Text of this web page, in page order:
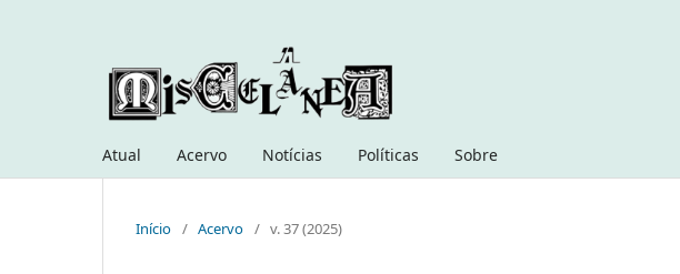
Atual Acervo Notícias Políticas Sobre
Início / Acervo / v. 37 (2025)